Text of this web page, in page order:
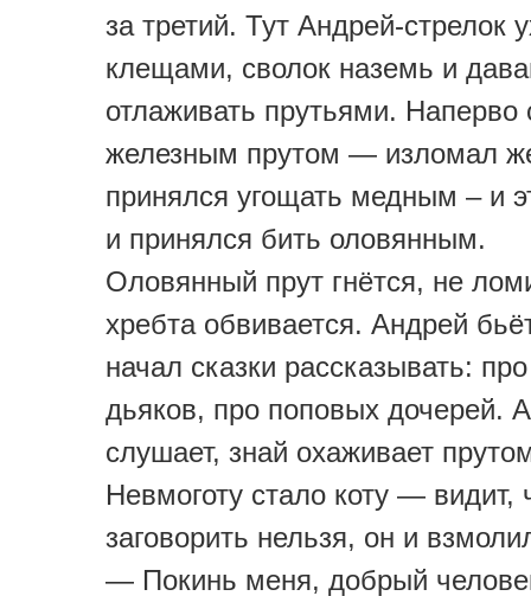
за третий. Тут Андрей-стрелок
клещами, сволок наземь и
отлаживать прутьями. Наперво
железным прутом — изломал
принялся угощать медным – и
и принялся бить оловянным.
Оловянный прут гнётся, не
хребта обвивается. Андрей
начал сказки рассказывать:
дьяков, про поповых дочерей.
слушает, знай охаживает
Невмоготу стало коту — видит,
заговорить нельзя, он и
— Покинь меня, добрый